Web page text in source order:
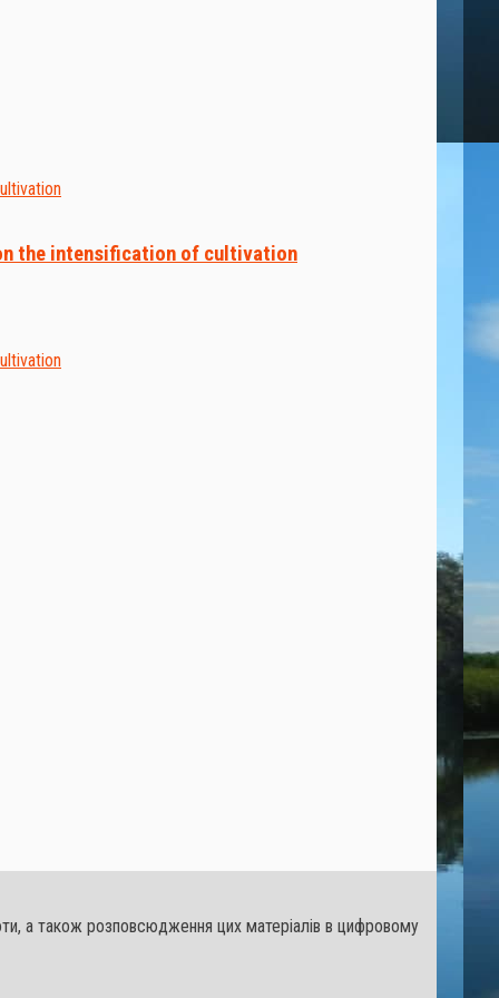
the intensification of cultivation
а також розповсюдження цих матеріалів в цифровому